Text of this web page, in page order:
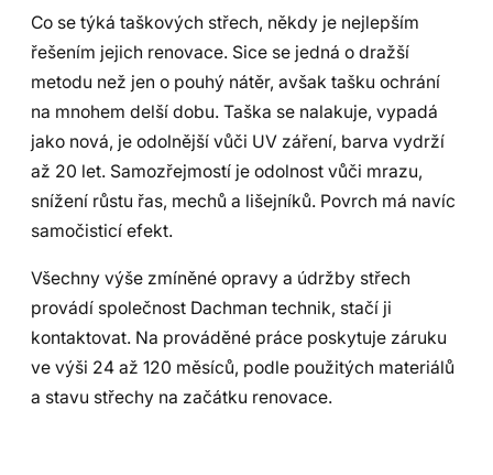
Co se týká taškových střech, někdy je nejlepším
řešením jejich renovace. Sice se jedná o dražší
metodu než jen o pouhý nátěr, avšak tašku ochrání
na mnohem delší dobu. Taška se nalakuje, vypadá
jako nová, je odolnější vůči UV záření, barva vydrží
až 20 let. Samozřejmostí je odolnost vůči mrazu,
snížení růstu řas, mechů a lišejníků. Povrch má navíc
samočisticí efekt.
Všechny výše zmíněné opravy a údržby střech
provádí společnost Dachman technik, stačí ji
kontaktovat. Na prováděné práce poskytuje záruku
ve výši 24 až 120 měsíců, podle použitých materiálů
a stavu střechy na začátku renovace.